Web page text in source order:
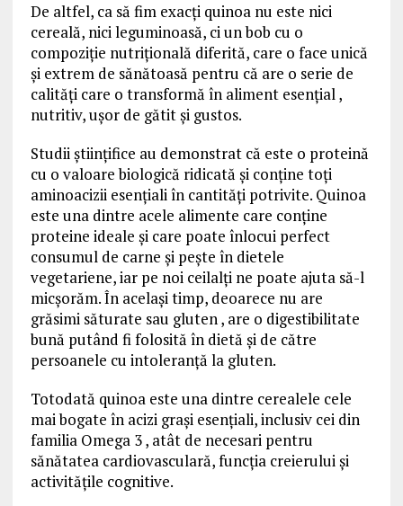
De altfel, ca să fim exacți quinoa nu este nici
cereală, nici leguminoasă, ci un bob cu o
compoziție nutrițională diferită, care o face unică
și extrem de sănătoasă pentru că are o serie de
calități care o transformă în aliment esențial ,
nutritiv, ușor de gătit și gustos.
Studii științifice au demonstrat că este o proteină
cu o valoare biologică ridicată și conține toți
aminoacizii esențiali în cantități potrivite. Quinoa
este una dintre acele alimente care conține
proteine ideale și care poate înlocui perfect
consumul de carne și pește în dietele
vegetariene, iar pe noi ceilalți ne poate ajuta să-l
micșorăm. În același timp, deoarece nu are
grăsimi săturate sau gluten , are o digestibilitate
bună putând fi folosită în dietă și de către
persoanele cu intoleranță la gluten.
Totodată quinoa este una dintre cerealele cele
mai bogate în acizi grași esențiali, inclusiv cei din
familia Omega 3 , atât de necesari pentru
sănătatea cardiovasculară, funcția creierului și
activitățile cognitive.